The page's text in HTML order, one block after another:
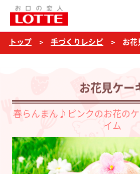
お
花
見
キ
トップ 手づくりレシピ お花
お花見ケー
春らんまん♪ピンクのお花の
イム